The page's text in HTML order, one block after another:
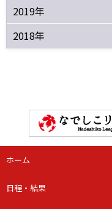
2019年
2018年
ホーム
日程・結果